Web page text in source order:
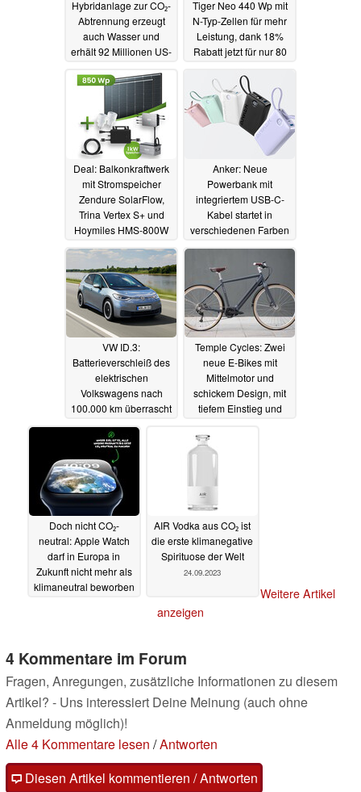
Hybridanlage zur CO₂-
Abtrennung erzeugt
auch Wasser und
erhält 92 Millionen US-
06.11.2023
Tiger Neo 440 Wp mit
N-Typ-Zellen für mehr
Leistung, dank 18%
Rabatt jetzt für nur 80
Deal: Balkonkraftwerk
mit Stromspeicher
Zendure SolarFlow,
Trina Vertex S+ und
Hoymiles HMS-800W
jetzt mit Gutscheincode
erhältlich 04.11.2023
Anker: Neue
Powerbank mit
integriertem USB-C-
Kabel startet in
verschiedenen Farben
im Handel, teils mit
01.11.2023
VW ID.3:
Batterieverschleiß des
elektrischen
Volkswagens nach
100.000 km überrascht
31.10.2023
Temple Cycles: Zwei
neue E-Bikes mit
Mittelmotor und
schickem Design, mit
tiefem Einstieg und
Doch nicht CO₂-
neutral: Apple Watch
darf in Europa in
Zukunft nicht mehr als
klimaneutral beworben
AIR Vodka aus CO₂ ist
die erste klimanegative
Spirituose der Welt
24.09.2023
Weitere Artikel
anzeigen
4 Kommentare im Forum
Fragen, Anregungen, zusätzliche Informationen zu diesem
Artikel? - Uns interessiert Deine Meinung (auch ohne
Anmeldung möglich)!
Alle 4 Kommentare lesen /Antworten
Diesen Artikel kommentieren / Antworten